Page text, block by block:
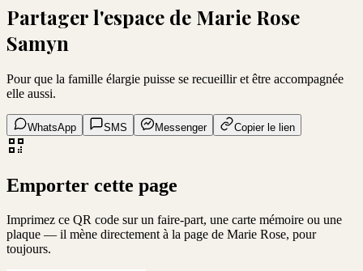
Partager l'espace de Marie Rose
Samyn
Pour que la famille élargie puisse se recueillir et être accompagnée
elle aussi.
WhatsApp SMS Messenger Copier le lien
Emporter cette page
Imprimez ce QR code sur un faire-part, une carte mémoire ou une
plaque — il mène directement à la page de Marie Rose, pour
toujours.